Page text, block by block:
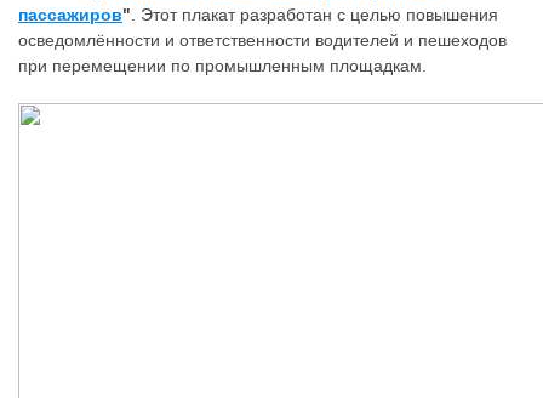
пассажиров" . Этот плакат разработан с целью повышения
осведомлённости и ответственности водителей и пешеходов
при перемещении по промышленным площадкам.